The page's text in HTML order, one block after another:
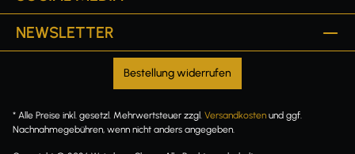
NEWSLETTER
Bestellung widerrufen
* Alle Preise inkl. gesetzl. Mehrwertsteuer zzgl. Versandkosten und ggf.
Nachnahmegebühren, wenn nicht anders angegeben.